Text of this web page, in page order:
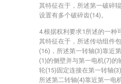
其特征在于，所述第一破碎
设置有多个破碎齿(14)。
4.根据权利要求1所述的一种
其特征在于，所述传动组件
(16)，所述第一转轴(3)靠近
(1)的侧壁并与第一电机(7)
轮(15)固定连接在第一转轴
所述第二转轴(4)靠近第一电